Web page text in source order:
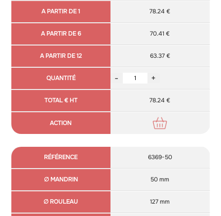
78.24 €
70.41 €
63.37 €
- +
78.24 €
6369-50
50 mm
127 mm